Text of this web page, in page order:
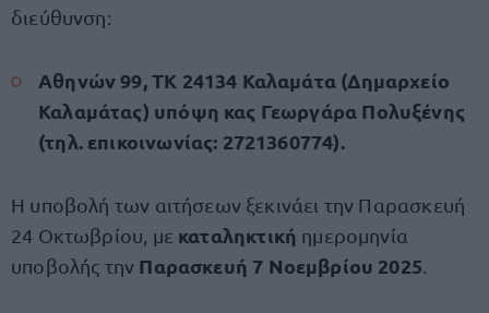
διεύθυνση:
Αθηνών 99, ΤΚ 24134 Καλαμάτα (Δημαρχείο
Καλαμάτας) υπόψη κας Γεωργάρα Πολυξένης
(τηλ. επικοινωνίας: 2721360774).
Η υποβολή των αιτήσεων ξεκινάει την Παρασκευή
24 Οκτωβρίου, με καταληκτική ημερομηνία
υποβολής την Παρασκευή 7 Νοεμβρίου 2025